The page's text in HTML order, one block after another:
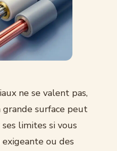
ne se valent pas,
surface peut
limites si vous
ou des